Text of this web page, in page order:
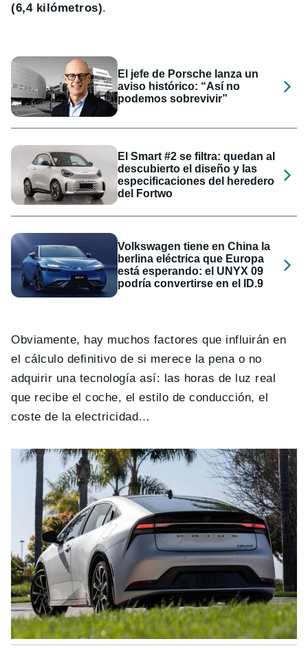
(6,4 kilómetros).
El jefe de Porsche lanza un
aviso histórico: “Así no
podemos sobrevivir”
El Smart #2 se filtra: quedan al
descubierto el diseño y las
especificaciones del heredero
del Fortwo
Volkswagen tiene en China la
berlina eléctrica que Europa
está esperando: el UNYX 09
podría convertirse en el ID.9
Obviamente, hay muchos factores que influirán en
el cálculo definitivo de si merece la pena o no
adquirir una tecnología así: las horas de luz real
que recibe el coche, el estilo de conducción, el
coste de la electricidad…